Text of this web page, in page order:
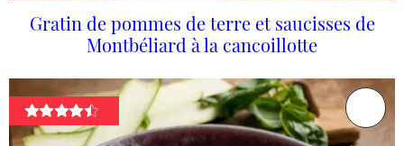
Gratin de pommes de terre et saucisses de
Montbéliard à la cancoillotte